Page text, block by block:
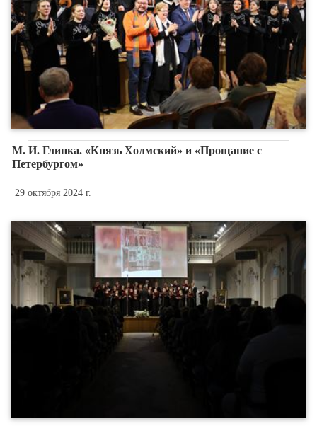
М. И. Глинка. «Князь Холмский» и «Прощание с
Петербургом»
29 октября 2024 г.